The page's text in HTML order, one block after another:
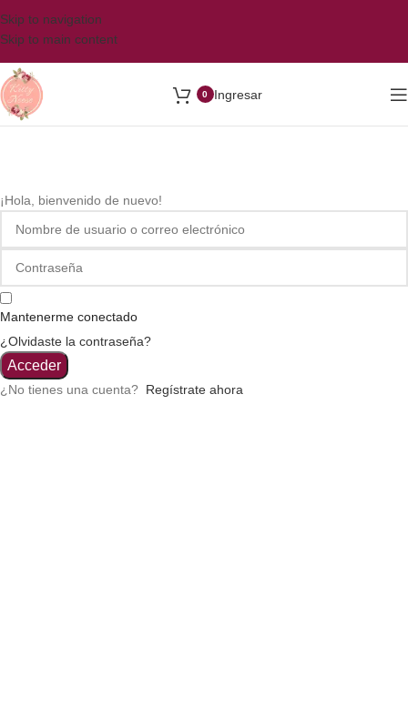
Skip to navigation
Skip to main content
0 Ingresar
¡Hola, bienvenido de nuevo!
Mantenerme conectado
¿Olvidaste la contraseña?
Acceder
¿No tienes una cuenta? Regístrate ahora